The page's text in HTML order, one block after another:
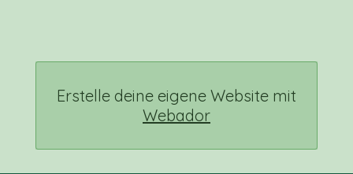
Erstelle deine eigene Website mit
Webador